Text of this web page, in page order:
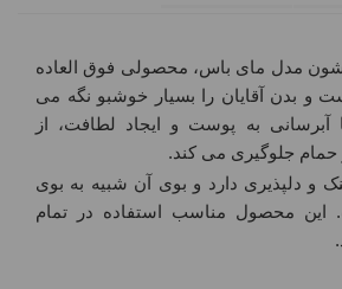
شون مدل مای باس، محصولی فوق العاده
و بدن آقایان را بسیار خوشبو نگه می
آبرسانی به پوست و ایجاد لطافت، از
جلوگیری می کند.
و دلپذیری دارد و بوی آن شبیه به بوی
محصول مناسب استفاده در تمام